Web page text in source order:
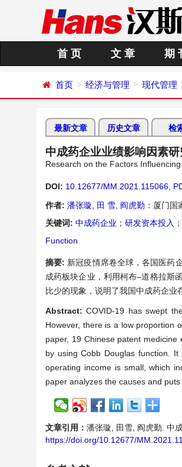
首 页 文 章 期
首页 经济与管理 现代管理
最新文章 历史文章 检
中成药企业业绩影响因素
Research on the Factors
DOI: 10.12677/MM.2021.115066
作者: 潘张璇 田 雪 阎虎勤 ：厦门
关键词: 中成药企业 ； 研发资本投入 ；
Function
摘要: 新冠疫情席卷全球，各国医药
成药板块企业，利用柯布–道格拉斯
比少的现象，说明了我国中成药企业
Abstract:COVID-19 has swept
However, there is a low proportion
paper, 19 Chinese patent
by using Cobb Douglas function.
operating income is small, which
paper analyzes the causes and
文章引用： 潘张璇, 田雪, 阎虎勤. 中
https://doi.org/10.12677/